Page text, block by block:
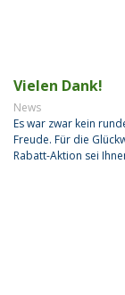
Vielen Dank!
News
Es war zwar kein
Freude. Für die
Rabatt-Aktion sei